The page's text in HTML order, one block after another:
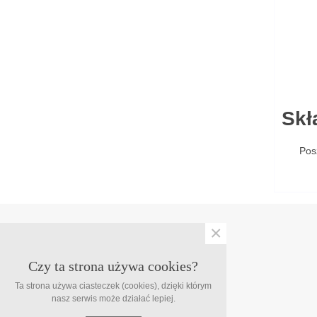
Instrukcja użytkowania produktów
Promocje
Nowe produkty
Czy ta strona używa cookies?
Ta strona używa ciasteczek (cookies), dzięki którym
nasz serwis może działać lepiej.
×